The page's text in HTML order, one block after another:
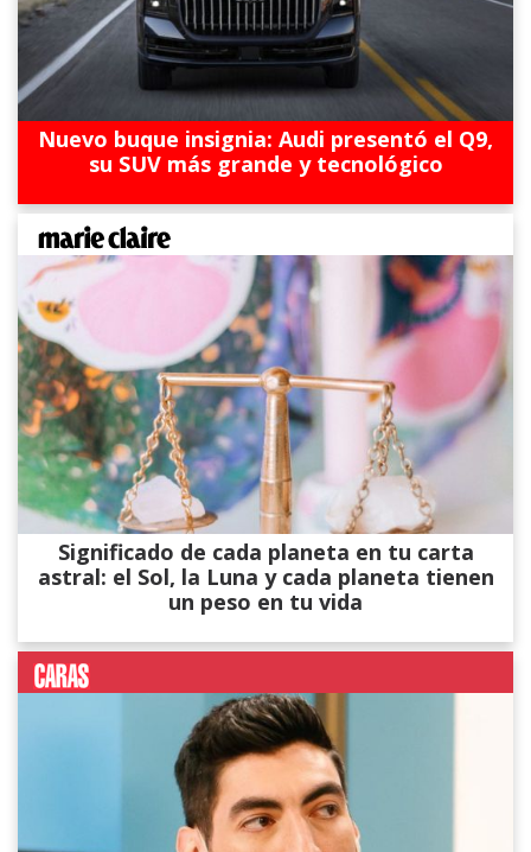
Nuevo buque insignia: Audi presentó el Q9,
su SUV más grande y tecnológico
Significado de cada planeta en tu carta
astral: el Sol, la Luna y cada planeta tienen
un peso en tu vida